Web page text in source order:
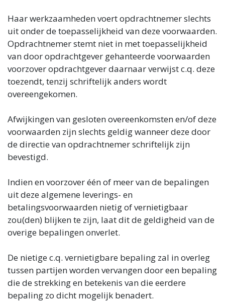
Haar werkzaamheden voert opdrachtnemer slechts
uit onder de toepasselijkheid van deze voorwaarden.
Opdrachtnemer stemt niet in met toepasselijkheid
van door opdrachtgever gehanteerde voorwaarden
voorzover opdrachtgever daarnaar verwijst c.q. deze
toezendt, tenzij schriftelijk anders wordt
overeengekomen.
Afwijkingen van gesloten overeenkomsten en/of deze
voorwaarden zijn slechts geldig wanneer deze door
de directie van opdrachtnemer schriftelijk zijn
bevestigd.
Indien en voorzover één of meer van de bepalingen
uit deze algemene leverings- en
betalingsvoorwaarden nietig of vernietigbaar
zou(den) blijken te zijn, laat dit de geldigheid van de
overige bepalingen onverlet.
De nietige c.q. vernietigbare bepaling zal in overleg
tussen partijen worden vervangen door een bepaling
die de strekking en betekenis van die eerdere
bepaling zo dicht mogelijk benadert.